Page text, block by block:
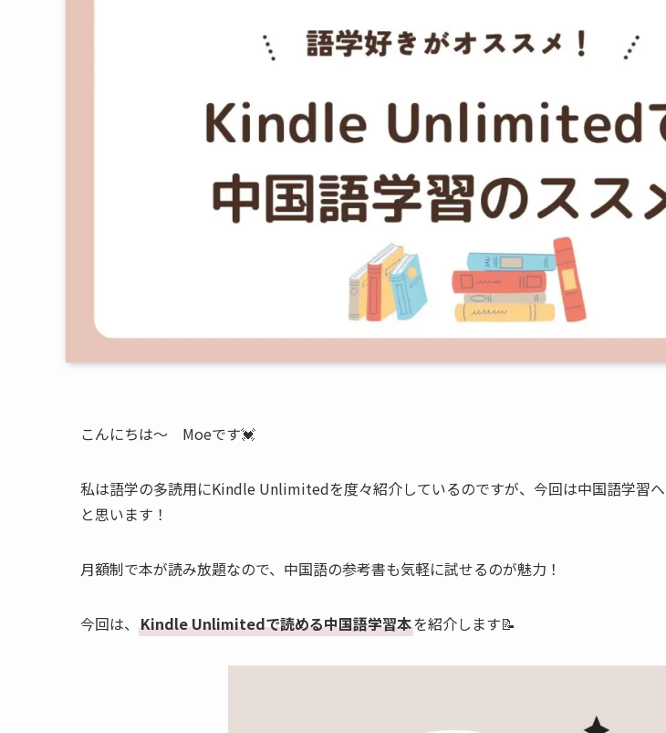
こんにちは〜 Moeです💓
私は語学の多読用にKindle Unlimitedを度々紹介しているのですが、今回は中国語学習
と思います！
月額制で本が読み放題なので、中国語の参考書も気軽に試せるのが魅力！
今回は、 Kindle Unlimitedで読める中国語学習本を紹介します📝